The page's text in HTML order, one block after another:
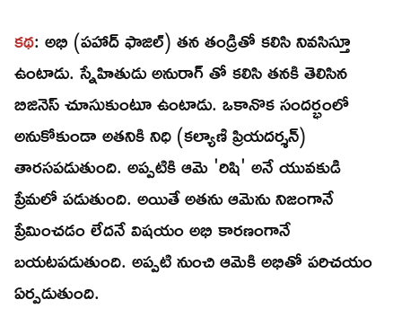
కథ: అభి (పహాద్ ఫాజిల్) తన తండ్రితో కలిసి నివసిస్తూ
ఉంటాడు. స్నేహితుడు అనురాగ్ తో కలిసి తనకి తెలిసిన
బిజినెస్ చూసుకుంటూ ఉంటాడు. ఒకానొక సందర్భంలో
అనుకోకుండా అతనికి నిధి (కల్యాణి ప్రియదర్శన్)
తారసపడుతుంది. అప్పటికి ఆమె 'రిషి' అనే యువకుడి
ప్రేమలో పడుతుంది. అయితే అతను ఆమెను నిజంగానే
ప్రేమించడం లేదనే విషయం అభి కారణంగానే
బయటపడుతుంది. అప్పటి నుంచి ఆమెకి అభితో పరిచయం
ఏర్పడుతుంది.